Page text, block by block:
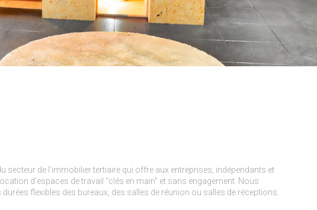
secteur de l’immobilier tertiaire qui offre aux entreprises, indépendants et
d’espaces de travail “clés en main” et sans engagement. Nous
flexibles des bureaux, des salles de réunion ou salles de réceptions.